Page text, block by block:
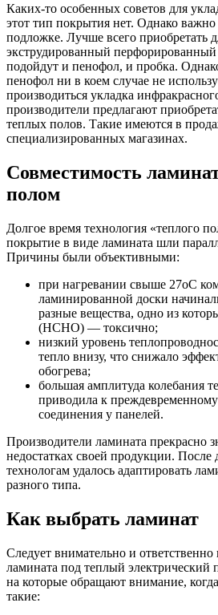
Каких-то особенных советов для
этот тип покрытия нет. Однако
подложке. Лучше всего приобретать
экструдированный
подойдут и пенофол, и пробка.
пенофол ни в коем случае не
производиться укладка
производители предлагают
теплых полов. Такие имеются в
специализированных магазинах.
Совместимость
полом
Долгое время технология «теплого
покрытие в виде ламината шли
Причины были объективными:
при нагревании свыше 27oС
ламинированной доски
разные вещества, одно из
(НСНО) — токсично;
низкий уровень
тепло внизу, что снижало
обогрева;
большая амплитуда колебания
приводила к
соединения у панелей.
Производители ламината прекрасно
недостатках своей продукции. После
технологам удалось адаптировать
разного типа.
Как выбрать ламинат
Следует внимательно и
ламината под теплый
на которые обращают внимание,
такие: